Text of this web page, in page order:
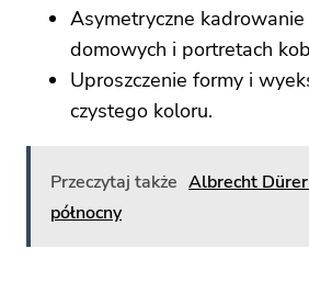
Asymetryczne
domowych i portretach
Uproszczenie formy i
czystego koloru.
Przeczytaj także Albrecht
północny